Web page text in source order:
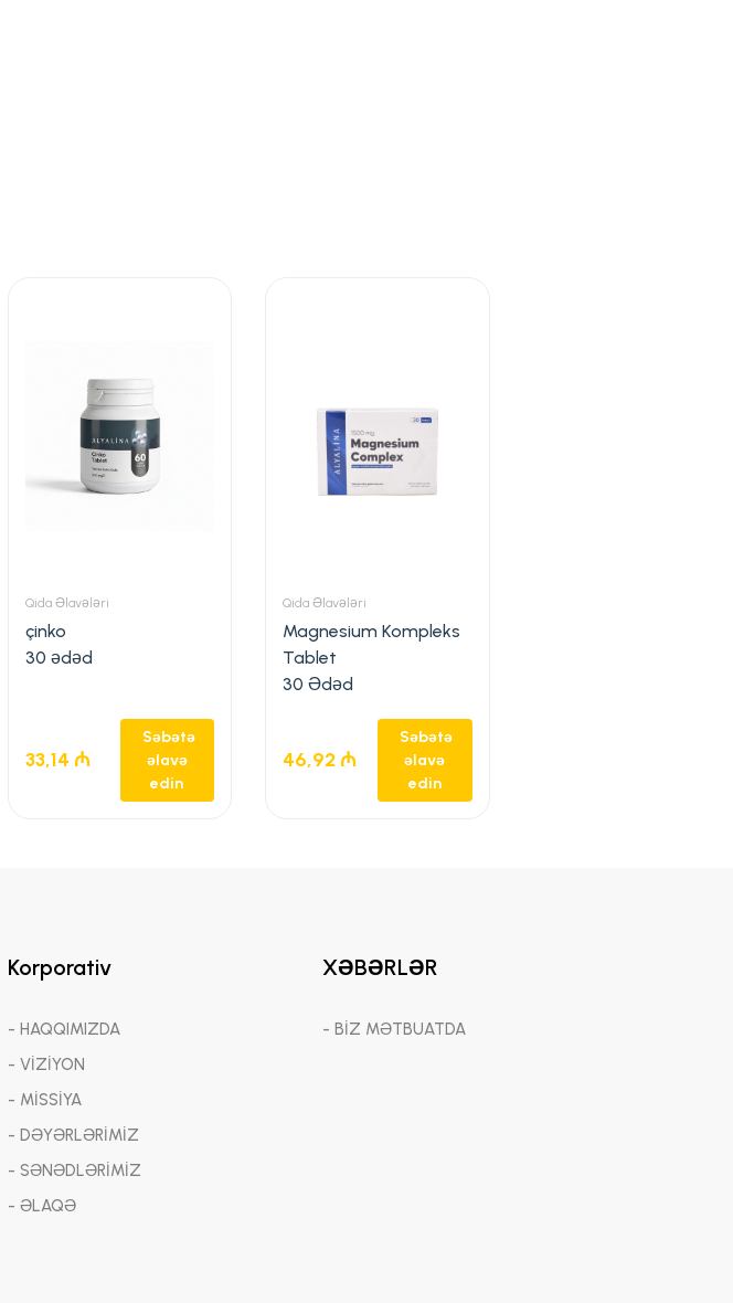
Qida Əlavələri
çinko
30 ədəd
33,14 ₼
Səbətə
əlavə
edin
Qida Əlavələri
Magnesium Kompleks
Tablet
30 Ədəd
46,92 ₼
Səbətə
əlavə
edin
Korporativ
- HAQQIMIZDA
- VİZİYON
- MİSSİYA
- DƏYƏRLƏRİMİZ
- SƏNƏDLƏRİMİZ
- ƏLAQƏ
XƏBƏRLƏR
- BİZ MƏTBUATDA